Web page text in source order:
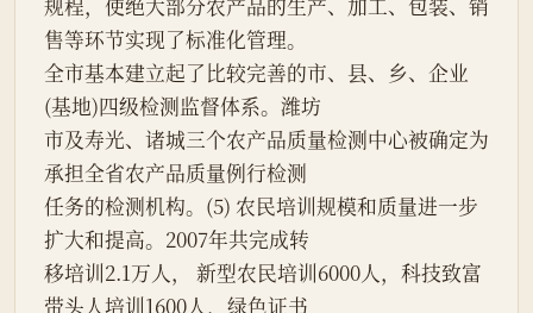
规程，使绝大部分农产品的生产、加工、包装、销
售等环节实现了标准化管理。
全市基本建立起了比较完善的市、县、乡、企业
(基地)四级检测监督体系。潍坊
市及寿光、诸城三个农产品质量检测中心被确定为
承担全省农产品质量例行检测
任务的检测机构。(5) 农民培训规模和质量进一步
扩大和提高。2007年共完成转
移培训2.1万人， 新型农民培训6000人，科技致富
带头人培训1600人，绿色证书